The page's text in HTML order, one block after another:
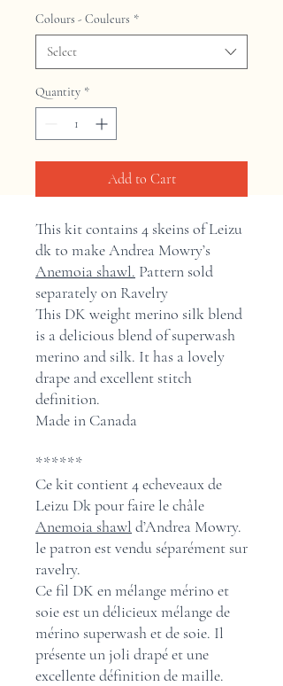
Colours - Couleurs *
Select
Quantity *
Add to Cart
This kit contains 4 skeins of Leizu
dk to make Andrea Mowry’s
Anemoia shawl. Pattern sold
separately on Ravelry
This DK weight merino silk blend
is a delicious blend of superwash
merino and silk. It has a lovely
drape and excellent stitch
definition.
Made in Canada
******
Ce kit contient 4 echeveaux de
Leizu Dk pour faire le châle
Anemoia shawl d’Andrea Mowry.
le patron est vendu séparément sur
ravelry.
Ce fil DK en mélange mérino et
soie est un délicieux mélange de
mérino superwash et de soie. Il
présente un joli drapé et une
excellente définition de maille.